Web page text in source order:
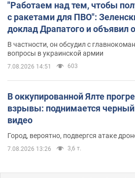
"Работаем над тем, чтобы
с ракетами для ПВО":
доклад Драпатого и объявил
В частности, он обсудил с
вопросы в украинской армии
7.08.2026 14:51 603
В оккупированной Ялте
взрывы: поднимается
видео
Город, вероятно, подвергся атаке
7.08.2026 13:26 3,6 т.